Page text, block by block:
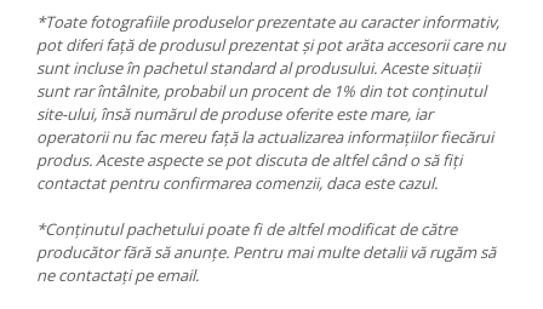
*Toate fotografiile produselor prezentate au caracter informativ,
pot diferi față de produsul prezentat și pot arăta accesorii care nu
sunt incluse în pachetul standard al produsului. Aceste situații
sunt rar întâlnite, probabil un procent de 1% din tot conținutul
site-ului, însă numărul de produse oferite este mare, iar
operatorii nu fac mereu față la actualizarea informațiilor fiecărui
produs. Aceste aspecte se pot discuta de altfel când o să fiți
contactat pentru confirmarea comenzii, daca este cazul.
*Conținutul pachetului poate fi de altfel modificat de către
producător fără să anunțe. Pentru mai multe detalii vă rugăm să
ne contactați pe email.